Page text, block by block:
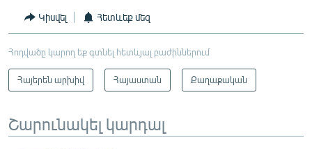
English
Русский
ՀԵՏԵՎԵՔ ՄԵԶ
Կիսվել Հետևեք մեզ
Հոդվածը կարող եք գտնել հետևյալ բաժիններում
Հայերեն արխիվ Հայաստան Քաղաքական
Շարունակել կարդալ